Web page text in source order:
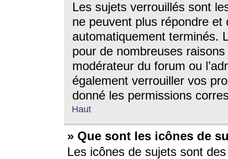
Les sujets verrouillés sont
ne peuvent plus répondre
automatiquement terminés.
pour de nombreuses
modérateur du forum ou
également verrouiller vos
donné les permissions
Haut
» Que sont les icônes de
Les icônes de sujets sont